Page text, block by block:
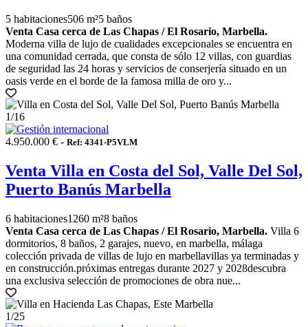
5 habitaciones506 m²5 baños
Venta Casa cerca de Las Chapas / El Rosario, Marbella.
Moderna villa de lujo de cualidades excepcionales se encuentra en
una comunidad cerrada, que consta de sólo 12 villas, con guardias
de seguridad las 24 horas y servicios de conserjería situado en un
oasis verde en el borde de la famosa milla de oro y...
1/16
4.950.000 € - Ref: 4341-P5VLM
Venta Villa en Costa del Sol, Valle Del Sol,
Puerto Banús Marbella
6 habitaciones1260 m²8 baños
Venta Casa cerca de Las Chapas / El Rosario, Marbella. Villa 6
dormitorios, 8 baños, 2 garajes, nuevo, en marbella, málaga
colección privada de villas de lujo en marbellavillas ya terminadas y
en construcción.próximas entregas durante 2027 y 2028descubra
una exclusiva selección de promociones de obra nue...
1/25